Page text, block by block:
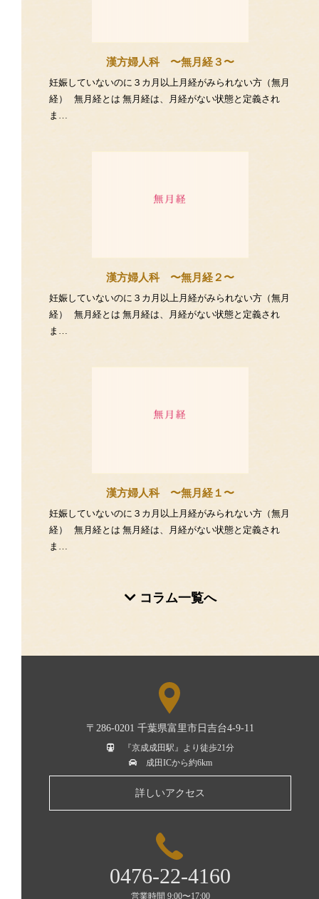
漢方婦人科 〜無月経３〜
妊娠していないのに３カ月以上月経がみられない方（無月
経） 無月経とは 無月経は、月経がない状態と定義され
ま…
漢方婦人科 〜無月経２〜
妊娠していないのに３カ月以上月経がみられない方（無月
経） 無月経とは 無月経は、月経がない状態と定義され
ま…
漢方婦人科 〜無月経１〜
妊娠していないのに３カ月以上月経がみられない方（無月
経） 無月経とは 無月経は、月経がない状態と定義され
ま…
コラム一覧へ
〒286-0201 千葉県富里市日吉台4-9-11
『京成成田駅』より徒歩21分
成田ICから約6km
詳しいアクセス
0476-22-4160
営業時間 9:00〜17:00